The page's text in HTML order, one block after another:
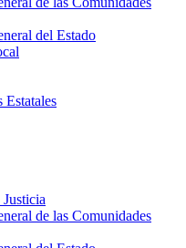
del Estado
Estatales
de las Comunidades